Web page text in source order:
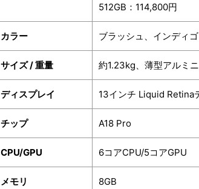
512GB：114,800円
カラー ブラッシュ、インディ
サイズ / 重量 約1.23kg、薄型アルミ
ディスプレイ 13インチ Liquid Retina
チップ A18 Pro
CPU/GPU 6コアCPU/5コアGPU
メモリ 8GB